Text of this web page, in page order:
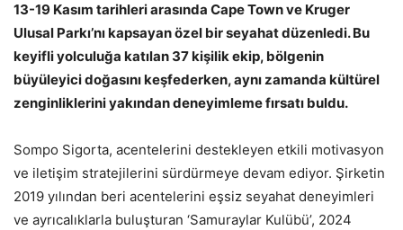
13-19 Kasım tarihleri arasında Cape Town ve Kruger
Ulusal Parkı’nı kapsayan özel bir seyahat düzenledi. Bu
keyifli yolculuğa katılan 37 kişilik ekip, bölgenin
büyüleyici doğasını keşfederken, aynı zamanda kültürel
zenginliklerini yakından deneyimleme fırsatı buldu.
Sompo Sigorta, acentelerini destekleyen etkili motivasyon
ve iletişim stratejilerini sürdürmeye devam ediyor. Şirketin
2019 yılından beri acentelerini eşsiz seyahat deneyimleri
ve ayrıcalıklarla buluşturan ‘Samuraylar Kulübü’, 2024